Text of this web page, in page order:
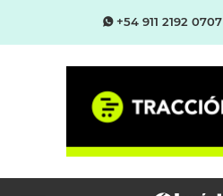
+54 911 2192 0707